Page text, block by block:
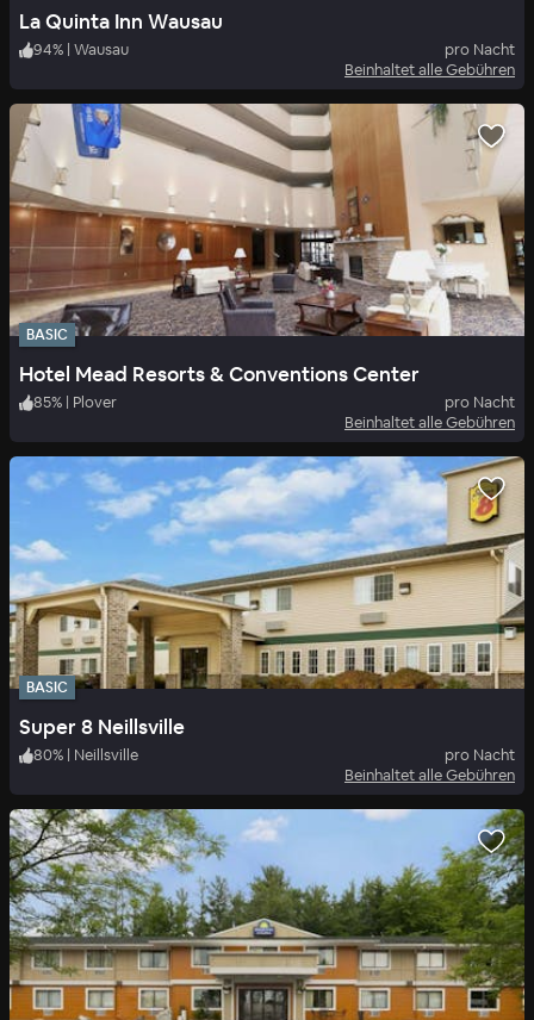
La Quinta Inn Wausau
94% | Wausau
pro Nacht
Beinhaltet alle Gebühren
BASIC
Hotel Mead Resorts & Conventions Center
85% | Plover
pro Nacht
Beinhaltet alle Gebühren
BASIC
Super 8 Neillsville
80% | Neillsville
pro Nacht
Beinhaltet alle Gebühren